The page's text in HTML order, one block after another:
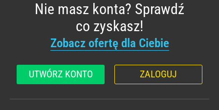
Nie masz konta? Sprawdź
co zyskasz!
Zobacz ofertę dla Ciebie
UTWÓRZ KONTO ZALOGUJ